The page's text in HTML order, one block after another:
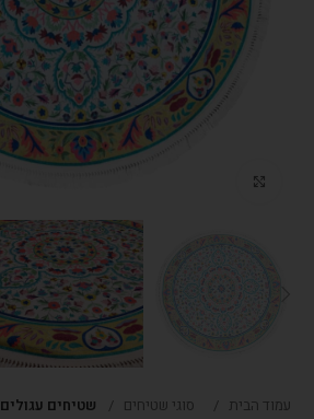
עמוד הבית סוגי שטיחים שטיחים עגולים